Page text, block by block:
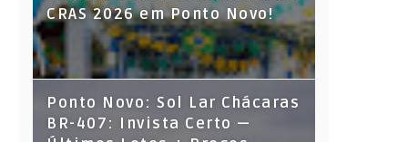
CRAS 2026 em Ponto Novo!
Ponto Novo: Sol Lar Chácaras
BR-407: Invista Certo —